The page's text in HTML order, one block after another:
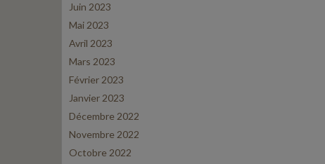
Juin 2023
Mai 2023
Avril 2023
Mars 2023
Février 2023
Janvier 2023
Décembre 2022
Novembre 2022
Octobre 2022